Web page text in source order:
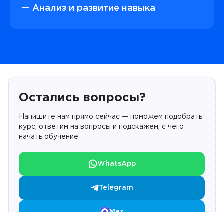
— Анализ и развитие навыка
Остались вопросы?
Напишите нам прямо сейчас — поможем подобрать
курс, ответим на вопросы и подскажем, с чего
начать обучение
WhatsApp
Telegram